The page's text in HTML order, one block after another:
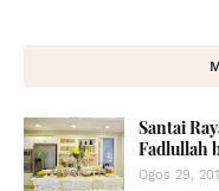
Santai
Fadlullah
Ogos 29,